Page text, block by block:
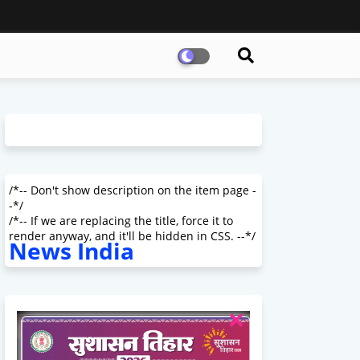
/*-- Don't show description on the item page -
-*/
/*-- If we are replacing the title, force it to
render anyway, and it'll be hidden in CSS. --*/
News India